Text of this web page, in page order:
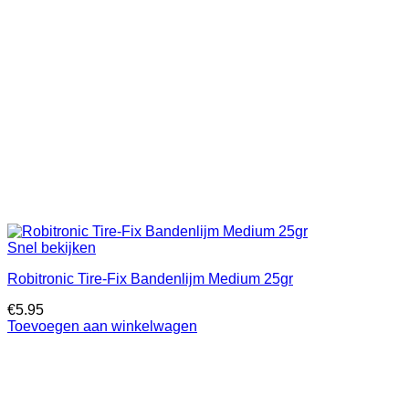
Snel bekijken
Robitronic Tire-Fix Bandenlijm Medium 25gr
€5.95
Toevoegen aan winkelwagen